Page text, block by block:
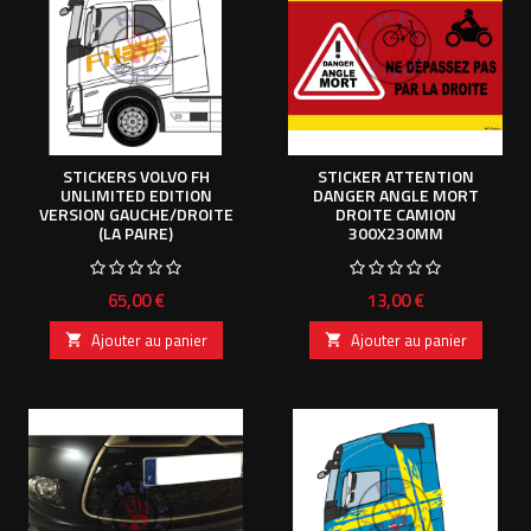
STICKERS VOLVO FH
UNLIMITED EDITION
VERSION GAUCHE/DROITE
(LA PAIRE)
Prix
65,00 €
 Ajouter au panier
STICKER ATTENTION
DANGER ANGLE MORT
DROITE CAMION
300X230MM
Prix
13,00 €
 Ajouter au panier